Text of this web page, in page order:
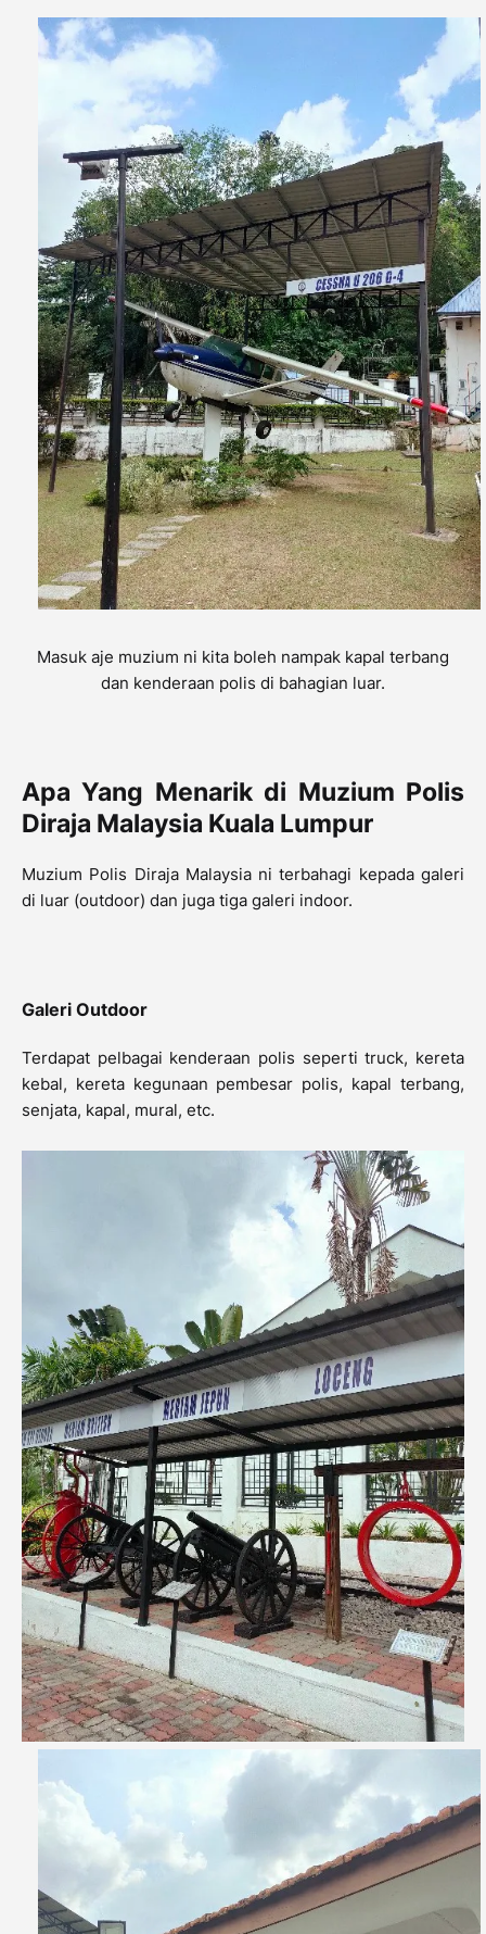
Masuk aje muzium ni kita boleh nampak kapal terbang
dan kenderaan polis di bahagian luar.
Apa Yang Menarik di Muzium Polis
Diraja Malaysia Kuala Lumpur
Muzium Polis Diraja Malaysia ni terbahagi kepada galeri
di luar (outdoor) dan juga tiga galeri indoor.
Galeri Outdoor
Terdapat pelbagai kenderaan polis seperti truck, kereta
kebal, kereta kegunaan pembesar polis, kapal terbang,
senjata, kapal, mural, etc.